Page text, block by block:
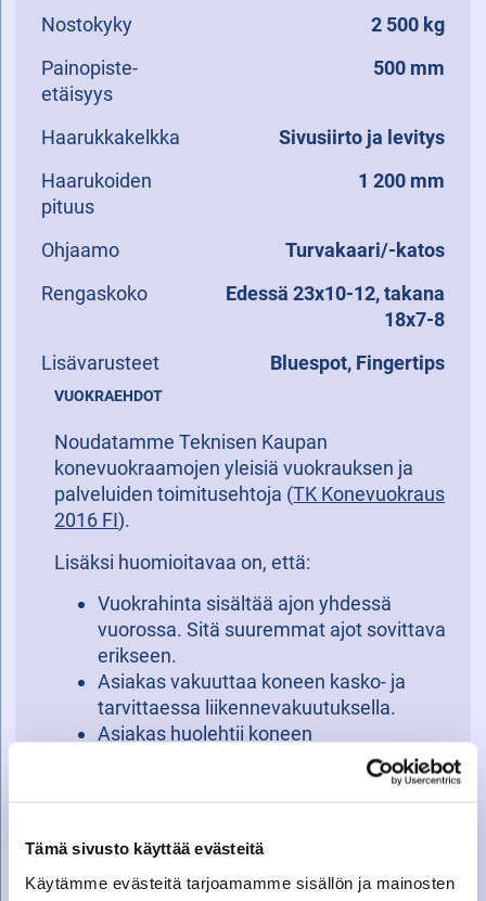
Tämä sivusto käyttää evästeitä
Käytämme evästeitä tarjoamamme sisällön ja mainosten
Nostokyky
2 500 kg
Painopiste-
etäisyys
500 mm
Haarukkakelkka
Sivusiirto ja levitys
Haarukoiden
pituus
1 200 mm
Ohjaamo
Turvakaari/-katos
Rengaskoko
Edessä 23x10-12, takana
18x7-8
Lisävarusteet
Bluespot, Fingertips
VUOKRAEHDOT
Noudatamme Teknisen Kaupan
konevuokraamojen yleisiä vuokrauksen ja
palveluiden toimitusehtoja (TK Konevuokraus
2016 FI).
Lisäksi huomioitavaa on, että:
Vuokrahinta sisältää ajon yhdessä
vuorossa. Sitä suuremmat ajot sovittava
erikseen.
Asiakas vakuuttaa koneen kasko- ja
tarvittaessa liikennevakuutuksella.
Asiakas huolehtii koneen
puhdistamisesta vuokrasuhteen